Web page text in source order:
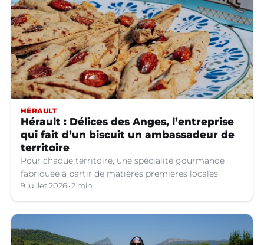
HÉRAULT
Hérault : Délices des Anges, l’entreprise
qui fait d’un biscuit un ambassadeur de
territoire
Pour chaque territoire, une spécialité gourmande
fabriquée à partir de matières premières locales.
9 juillet 2026 2 min